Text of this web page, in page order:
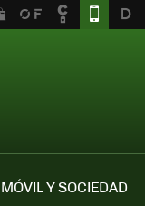
MÓVIL Y SOCIEDAD